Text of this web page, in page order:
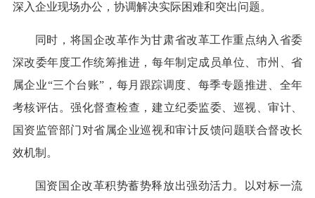
深入企业现场办公，协调解决实际困难和突出问题。
同时，将国企改革作为甘肃省改革工作重点纳入省委
深改委年度工作统筹推进，每年制定成员单位、市州、省
属企业“三个台账”，每月跟踪调度、每季专题推进、全年
考核评估。强化督查检查，建立纪委监委、巡视、审计、
国资监管部门对省属企业巡视和审计反馈问题联合督改长
效机制。
国资国企改革积势蓄势释放出强劲活力。以对标一流